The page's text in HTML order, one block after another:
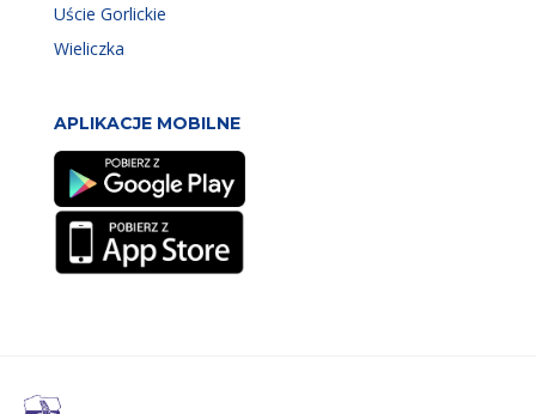
Uście Gorlickie
Wieliczka
APLIKACJE MOBILNE